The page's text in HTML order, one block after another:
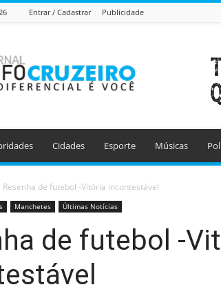
Entrar / Cadastrar Publicidade
Info
Cruzeiro
Cidades Esporte Músicas
Resenha de futebol -Vitória incontestável
Manchetes Últimas Notícias
de futebol -